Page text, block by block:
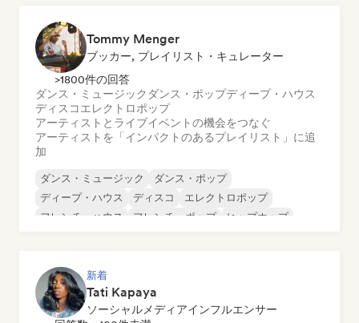
Tommy Menger
ブッカー, プレイリスト・キュレーター
>1800件の回答
ダンス・ミュージック ダンス・ポップディープ・ハウス
ディスコエレクトロポップ
アーティストとライブイベントの機会をつなぐ
アーティストを「インパクトのあるプレイリスト」に追
加
ダンス・ミュージック
ダンス・ポップ
ディープ・ハウス
ディスコ
エレクトロポップ
フレンチ・ハウス
フレンチ・ポップ ヒップホップ
新着
Tati Kapaya
ソーシャルメディアインフルエンサー